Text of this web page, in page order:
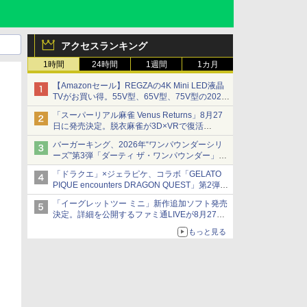
アクセスランキング
1時間 24時間 1週間 1カ月
【Amazonセール】REGZAの4K Mini LED液晶
TVがお買い得。55V型、65V型、75V型の2026
年モデルがラインナップ
「スーパーリアル麻雀 Venus Returns」8月27
日に発売決定。脱衣麻雀が3D×VRで復活
発売から2週間は20%オフになるセールが実施
バーガーキング、2026年“ワンパウンダーシリ
ーズ”第3弾「ダーティ ザ・ワンパウンダー」を
8月7日発売
「特製ガーリックマヨソース」を使用した超大
型チーズバーガー
「ドラクエ」×ジェラピケ、コラボ「GELATO
PIQUE encounters DRAGON QUEST」第2弾が
本日発売
アイスカップに入ったスライムやわたぼう、ベ
ビーサタンなどがオリジナルアートで登場
「イーグレットツー ミニ」新作追加ソフト発売
決定。詳細を公開するファミ通LIVEが8月27日
もっと見る